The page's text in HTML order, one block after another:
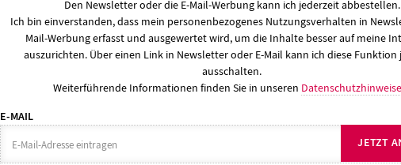
Den Newsletter oder die E-Mail-Werbung kann ich jederzeit abbestellen.
Ich bin einverstanden, dass mein personenbezogenes Nutzungsverhalten in
Mail-Werbung erfasst und ausgewertet wird, um die Inhalte besser auf meine
auszurichten. Über einen Link in Newsletter oder E-Mail kann ich diese Funktion
ausschalten.
Weiterführende Informationen finden Sie in unseren
E-MAIL
JETZT